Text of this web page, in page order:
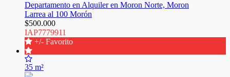
Departamento en Alquiler en Moron Norte, Moron
Larrea al 100 Morón
$500.000
IAP7779911
+/- Favorito
35 m²